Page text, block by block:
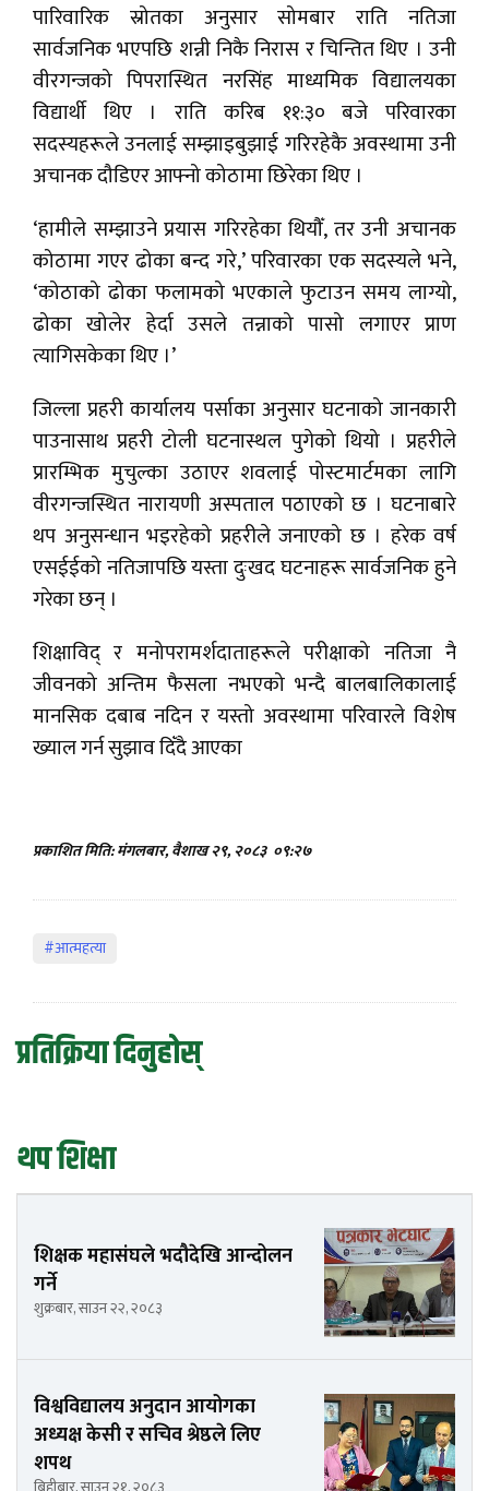
पारिवारिक स्रोतका अनुसार सोमबार राति नतिजा
सार्वजनिक भएपछि शन्नी निकै निरास र चिन्तित थिए । उनी
वीरगन्जको पिपरास्थित नरसिंह माध्यमिक विद्यालयका
विद्यार्थी थिए । राति करिब ११:३० बजे परिवारका
सदस्यहरूले उनलाई सम्झाइबुझाई गरिरहेकै अवस्थामा उनी
अचानक दौडिएर आफ्नो कोठामा छिरेका थिए ।
‘हामीले सम्झाउने प्रयास गरिरहेका थियौँ, तर उनी अचानक
कोठामा गएर ढोका बन्द गरे,’ परिवारका एक सदस्यले भने,
‘कोठाको ढोका फलामको भएकाले फुटाउन समय लाग्यो,
ढोका खोलेर हेर्दा उसले तन्नाको पासो लगाएर प्राण
त्यागिसकेका थिए ।’
जिल्ला प्रहरी कार्यालय पर्साका अनुसार घटनाको जानकारी
पाउनासाथ प्रहरी टोली घटनास्थल पुगेको थियो । प्रहरीले
प्रारम्भिक मुचुल्का उठाएर शवलाई पोस्टमार्टमका लागि
वीरगन्जस्थित नारायणी अस्पताल पठाएको छ । घटनाबारे
थप अनुसन्धान भइरहेको प्रहरीले जनाएको छ । हरेक वर्ष
एसईईको नतिजापछि यस्ता दुःखद घटनाहरू सार्वजनिक हुने
गरेका छन् ।
शिक्षाविद् र मनोपरामर्शदाताहरूले परीक्षाको नतिजा नै
जीवनको अन्तिम फैसला नभएको भन्दै बालबालिकालाई
मानसिक दबाब नदिन र यस्तो अवस्थामा परिवारले विशेष
ख्याल गर्न सुझाव दिँदै आएका
प्रकाशित मिति: मंगलबार, वैशाख २९, २०८३ ०९:२७
#आत्महत्या
प्रतिक्रिया दिनुहोस्
थप शिक्षा
शिक्षक महासंघले भदौदेखि आन्दोलन
गर्ने
शुक्रबार, साउन २२, २०८३
विश्वविद्यालय अनुदान आयोगका
अध्यक्ष केसी र सचिव श्रेष्ठले लिए
शपथ